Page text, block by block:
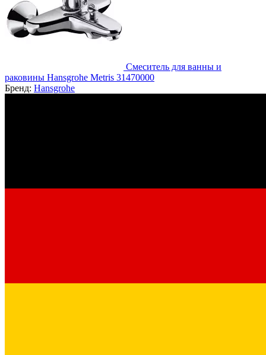
Смеситель для ванны и
раковины Hansgrohe Metris 31470000
Бренд: Hansgrohe